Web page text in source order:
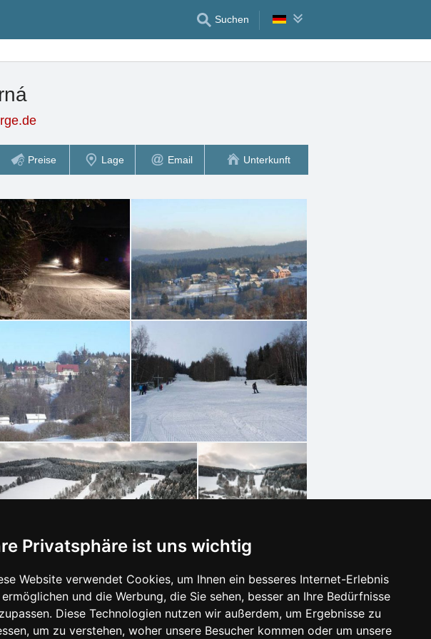
Privatsphäre ist uns wichtig
Website verwendet Cookies, um Ihnen ein besseres Internet-Erlebnis
und die Werbung, die Sie sehen, besser an Ihre Bedürfnisse
Diese Technologien nutzen wir außerdem, um Ergebnisse zu
um zu verstehen, woher unsere Besucher kommen oder um unsere
Suchen
Preise Lage Email Unterkunft